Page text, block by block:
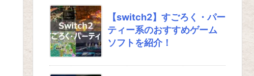
【switch2】すごろく・パー
ティー系のおすすめゲーム
ソフトを紹介！